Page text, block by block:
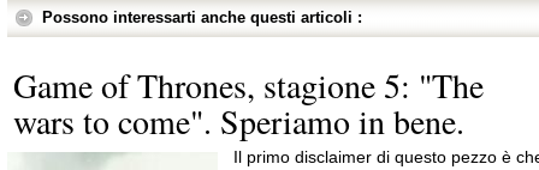
Possono interessarti anche questi articoli :
Game of Thrones, stagione 5: "The
wars to come". Speriamo in bene.
Il primo disclaimer di questo pezzo è